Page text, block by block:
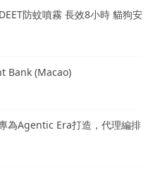
防蚊噴霧 長效8小時 貓狗安
Bank (Macao)
為Agentic Era打造，代理編排